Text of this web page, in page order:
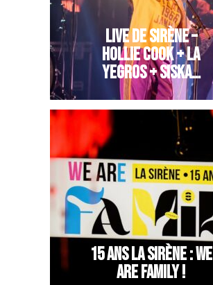
LIVE DE SIRÈNE –
HOLLIE COOK + LA
YEGROS + SISKA…
15 ANS LA SIRÈNE : WE
ARE FAMILY !